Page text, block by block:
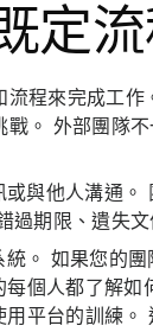
定
程來完成工作
。 外部團隊
或與他人溝通。
過期限、遺失文
統。 如果您的
個人都了解如
用平台的訓練。